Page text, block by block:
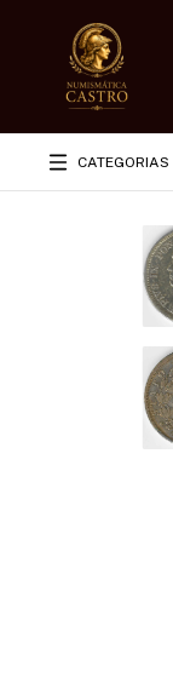
CATEGORIAS